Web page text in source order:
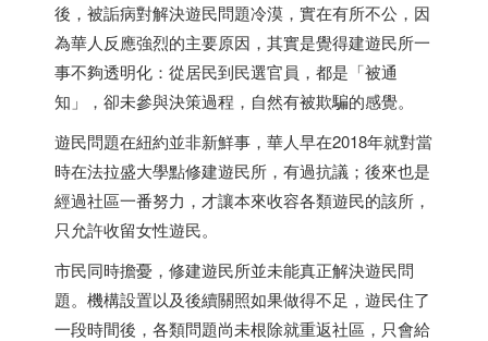
後，被詬病對解決遊民問題冷漠，實在有所不公，因
為華人反應強烈的主要原因，其實是覺得建遊民所一
事不夠透明化：從居民到民選官員，都是「被通
知」，卻未參與決策過程，自然有被欺騙的感覺。
遊民問題在紐約並非新鮮事，華人早在2018年就對當
時在法拉盛大學點修建遊民所，有過抗議；後來也是
經過社區一番努力，才讓本來收容各類遊民的該所，
只允許收留女性遊民。
市民同時擔憂，修建遊民所並未能真正解決遊民問
題。機構設置以及後續關照如果做得不足，遊民住了
一段時間後，各類問題尚未根除就重返社區，只會給